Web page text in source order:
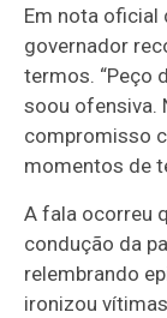
Em nota oficial
governador
termos. “Peço
soou ofensiva.
compromisso
momentos de
A fala ocorreu
condução da
relembrando
ironizou